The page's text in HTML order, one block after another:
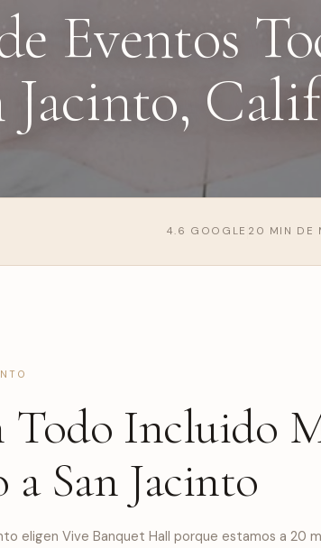
Eventos
Jacinto,
4.6 GOOGLE 20 MIN DE
Todo Incluido
a San Jacinto
eligen Vive Banquet Hall porque estamos a 20